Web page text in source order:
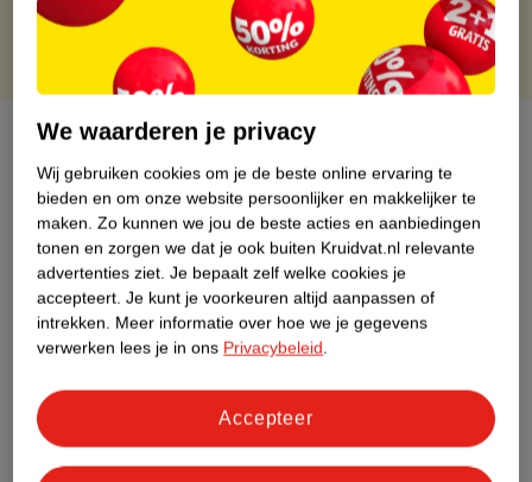
Over dit product
Productinformatie
Etiketinformatie
Nature Impact Score
Impact Score.
Meer informatie
We waarderen je privacy
Wij gebruiken cookies om je de beste online ervaring te
bieden en om onze website persoonlijker en makkelijker te
maken. Zo kunnen we jou de beste acties en aanbiedingen
tonen en zorgen we dat je ook buiten Kruidvat.nl relevante
advertenties ziet. Je bepaalt zelf welke cookies je
accepteert. Je kunt je voorkeuren altijd aanpassen of
intrekken. Meer informatie over hoe we je gegevens
verwerken lees je in ons Privacybeleid.
Accepteer